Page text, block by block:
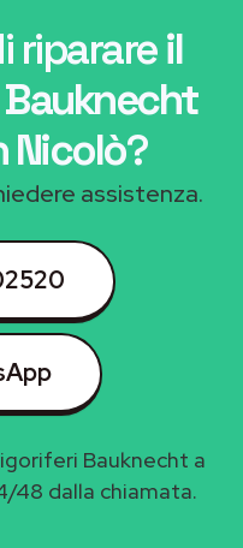
riparareil
Nicolò?
assistenza.
Bauknecht a
48 dalla chiamata.